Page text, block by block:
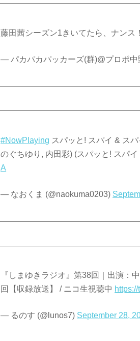
藤田茜シーズン1きいてたら、ナンス
— パカパカパッカーズ(群)@プロポ中
#NowPlaying スパッと! スパイ & ス
のぐちゆり, 内田彩) (スパッと! スパ
A
— なおくま (@naokuma0203)
『しまゆきラジオ』第38回｜出演：
回【収録放送】 / ニコ生視聴中
— るのす (@lunos7) September 28,